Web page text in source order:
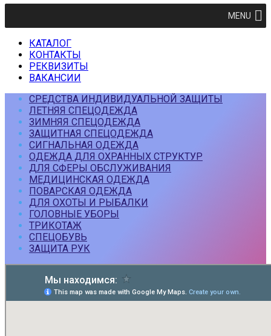
MENU
КАТАЛОГ
КОНТАКТЫ
РЕКВИЗИТЫ
ВАКАНСИИ
СРЕДСТВА ИНДИВИДУАЛЬНОЙ ЗАЩИТЫ
ЛЕТНЯЯ СПЕЦОДЕЖДА
ЗИМНЯЯ СПЕЦОДЕЖДА
ЗАЩИТНАЯ СПЕЦОДЕЖДА
СИГНАЛЬНАЯ ОДЕЖДА
ОДЕЖДА ДЛЯ ОХРАННЫХ СТРУКТУР
ДЛЯ СФЕРЫ ОБСЛУЖИВАНИЯ
МЕДИЦИНСКАЯ ОДЕЖДА
ПОВАРСКАЯ ОДЕЖДА
ДЛЯ ОХОТЫ И РЫБАЛКИ
ГОЛОВНЫЕ УБОРЫ
ТРИКОТАЖ
СПЕЦОБУВЬ
ЗАЩИТА РУК